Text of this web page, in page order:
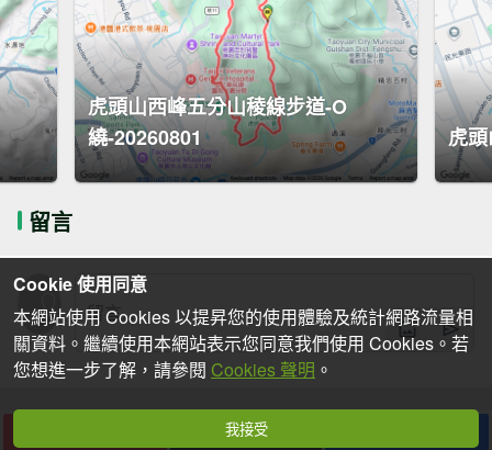
虎頭山西峰五分山稜線步道-O
繞-20260801
虎
留言
下載
Cookie 使用同意
本網站使用 Cookies 以提昇您的使用體驗及統計網路流量相
關資料。繼續使用本網站表示您同意我們使用 Cookies。若
您想進一步了解，請參閱 Cookies 聲明 。
我接受